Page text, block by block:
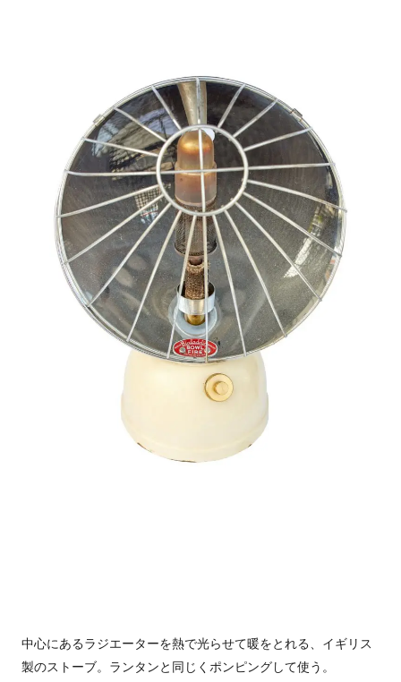
中心にあるラジエーターを熱で光らせて暖をとれる、イギリス
製のストーブ。ランタンと同じくポンピングして使う。